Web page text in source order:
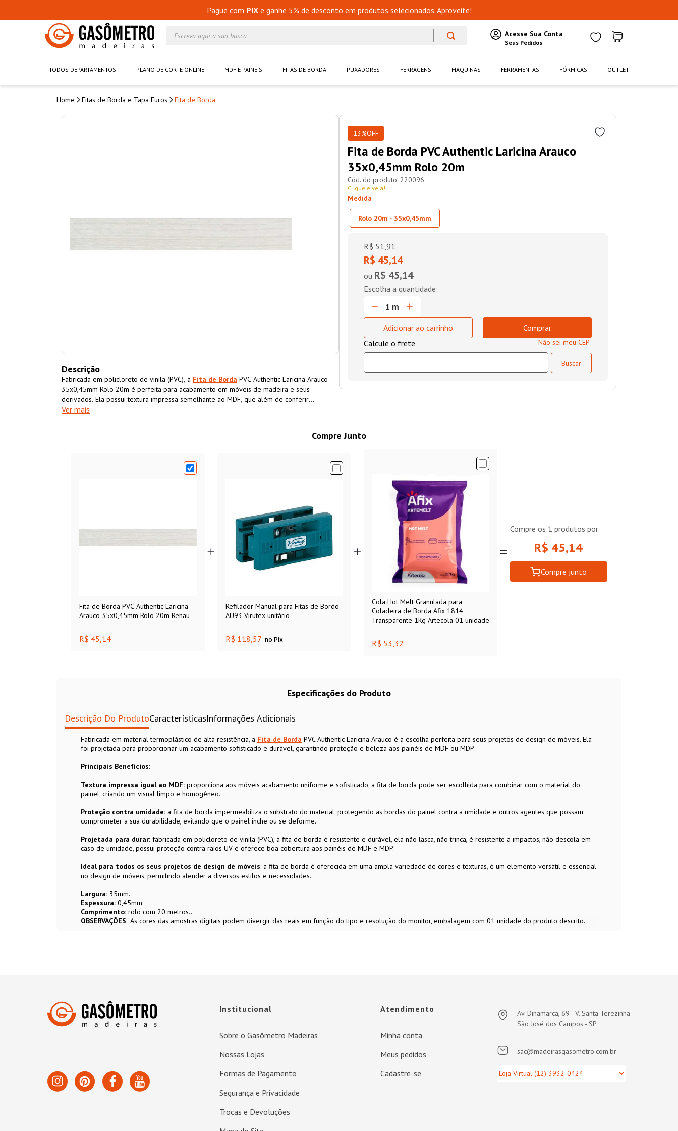
Pague com PIXe ganhe 5% de desconto em produtos selecionados. Aproveite!
TODOS DEPARTAMENTOS PLANO DE CORTE ONLINE MDF E PAINÉIS FITAS DE BORDA PUXADORES FERRAGENS MÁQUINAS FERRAMENTAS FÓRMICAS OUTLET
Fitas de Borda e Tapa Furos Fita de Borda
Descrição
Fabricada em policloreto de vinila (PVC), a Fita de Borda PVC Authentic Laricina Arauco
35x0,45mm Rolo 20m é perfeita para acabamento em móveis de madeira e seus
derivados. Ela possui textura impressa semelhante ao MDF, que além de conferir
acabamento superior ao móvel também impermeabiliza o material, aumentando sua
Ver mais
13%OFF
Fita de Borda PVC Authentic Laricina Arauco
35x0,45mm Rolo 20m
220096
Clique e veja!
Medida
Rolo 20m - 35x0,45mm
R$ 51,91
R$ 45,14
ou R$ 45,14
Adicionar ao carrinho Comprar
Não sei meu CEP
Compre Junto
Fita de Borda PVC Authentic Laricina
Arauco 35x0,45mm Rolo 20m Rehau
R$ 45,14
Refilador Manual para Fitas de Bordo
AU93 Virutex unitário
R$ 118,57 no Pix
Cola Hot Melt Granulada para
Coladeira de Borda Afix 1814
Transparente 1Kg Artecola 01 unidade
R$ 53,32
Compre os 1 produtos por
R$ 45,14
Compre junto
Especificações do Produto
Descrição Do ProdutoCaracterísticasInformações Adicionais
Fabricada em material termoplástico de alta resistência, a Fita de Borda PVC Authentic Laricina Arauco é a escolha perfeita para seus projetos de design de móveis. Ela
foi projetada para proporcionar um acabamento sofisticado e durável, garantindo proteção e beleza aos painéis de MDF ou MDP.
Principais Benefícios:
Textura impressa igual ao MDF: proporciona aos móveis acabamento uniforme e sofisticado, a fita de borda pode ser escolhida para combinar com o material do
painel, criando um visual limpo e homogêneo.
Proteção contra umidade: a fita de borda impermeabiliza o substrato do material, protegendo as bordas do painel contra a umidade e outros agentes que possam
comprometer a sua durabilidade, evitando que o painel inche ou se deforme.
Projetada para durar: fabricada em policloreto de vinila (PVC), a fita de borda é resistente e durável, ela não lasca, não trinca, é resistente a impactos, não descola em
caso de umidade, possui proteção contra raios UV e oferece boa cobertura aos painéis de MDF e MDP.
Ideal para todos os seus projetos de design de móveis: a fita de borda é oferecida em uma ampla variedade de cores e texturas, é um elemento versátil e essencial
no design de móveis, permitindo atender a diversos estilos e necessidades.
Largura: 35mm.
Espessura: 0,45mm.
Comprimento: rolo com 20 metros..
OBSERVAÇÕES As cores das amostras digitais podem divergir das reais em função do tipo e resolução do monitor, embalagem com 01 unidade do produto descrito.
Institucional
Sobre o Gasômetro Madeiras
Nossas Lojas
Formas de Pagamento
Segurança e Privacidade
Trocas e Devoluções
Atendimento
Minha conta
Meus pedidos
Cadastre-se
Av. Dinamarca, 69 - V. Santa Terezinha
São José dos Campos - SP
sac@madeirasgasometro.com.br